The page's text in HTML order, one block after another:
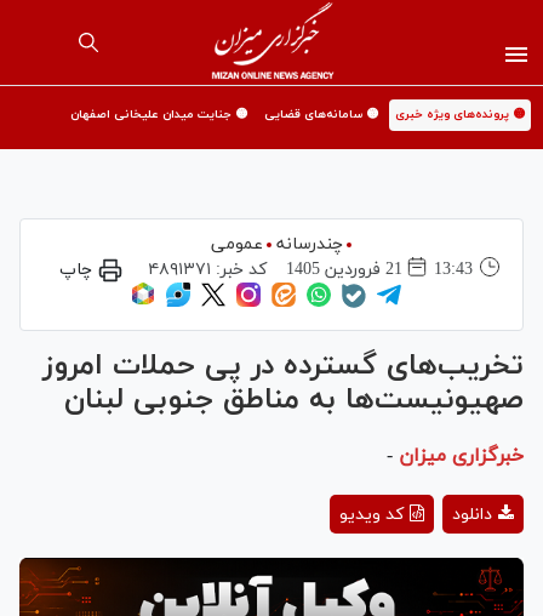
🟡 پرونده‌های ویژه خبری 🟡 سامانه‌های قضایی 🟡 جنایت میدان علیخانی اصفهان
چندرسانه
عمومی
13:43
21 فروردين 1405 کد خبر: ۴۸۹۱۳۷۱ چاپ
تخریب‌های گسترده در پی حملات امروز
صهیونیست‌ها به مناطق جنوبی لبنان
خبرگزاری میزان -
The media could not be loaded, either because the server
or network failed or because the format is not supported.
کد ویدیو دانلود